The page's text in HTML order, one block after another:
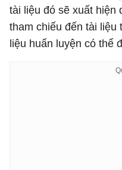
tài liệu đó sẽ xuất hiện
tham chiếu đến tài
liệu huấn luyện có thể